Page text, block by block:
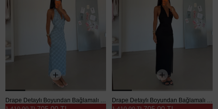
Drape Detaylı Boyundan Bağlamalı Elbise - Mavi Drape Detaylı Boyundan Bağlamalı Elbise - Siyah